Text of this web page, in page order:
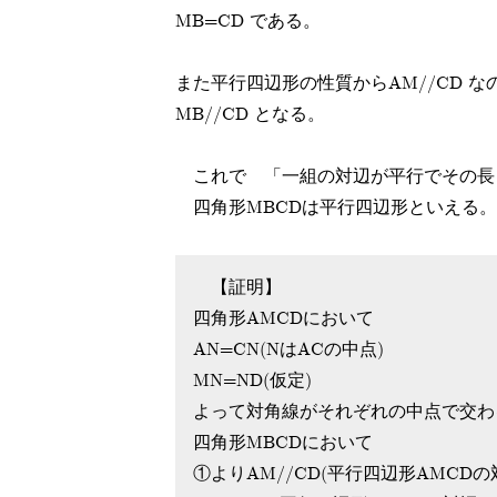
MB=CD である。
また平行四辺形の性質からAM//CD
MB//CD となる。
これで 「一組の対辺が平行でその長
四角形MBCDは平行四辺形といえる。
【証明】
四角形AMCDにおいて
AN=CN(NはACの中点)
MN=ND(仮定)
よって対角線がそれぞれの中点で交
四角形MBCDにおいて
①よりAM//CD(平行四辺形AMCDの